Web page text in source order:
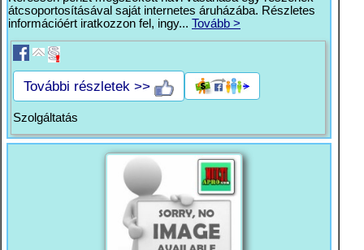
átcsoportosításával saját internetes áruházába. Részletes
információért iratkozzon fel, ingy... Tovább >
További részletek >>
Szolgáltatás